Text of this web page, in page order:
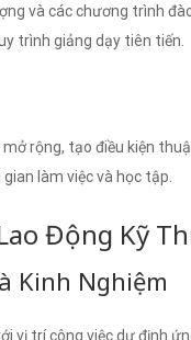
và các chương trình
trình giảng dạy tiên tiến.
rộng, tạo điều kiện
làm việc và học tập.
Động Kỹ
Kinh Nghiệm
vị trí công việc dự định